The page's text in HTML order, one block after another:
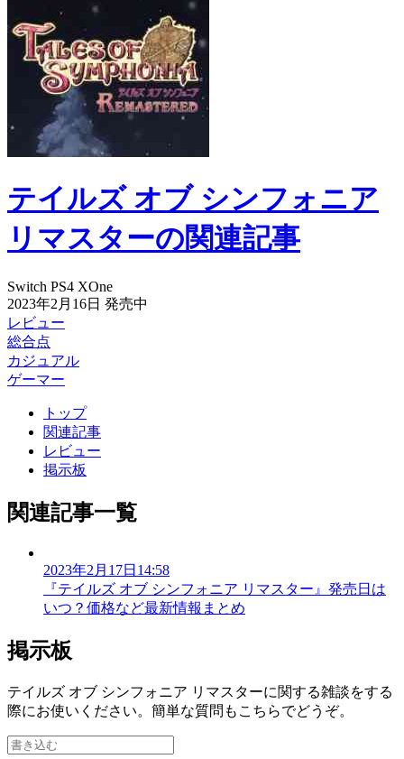
テイルズ オブ シンフォニア
リマスターの関連記事
Switch PS4 XOne
2023年2月16日 発売中
レビュー
総合点
カジュアル
ゲーマー
トップ
関連記事
レビュー
掲示板
関連記事一覧
2023年2月17日14:58
『テイルズ オブ シンフォニア リマスター』発売日は
いつ？価格など最新情報まとめ
掲示板
テイルズ オブ シンフォニア リマスターに関する雑談をする
際にお使いください。簡単な質問もこちらでどうぞ。